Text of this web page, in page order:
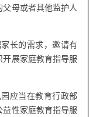
母或者其他监护人
长的需求，邀请有
展家庭教育指导服
应当在教育行政部
性家庭教育指导服